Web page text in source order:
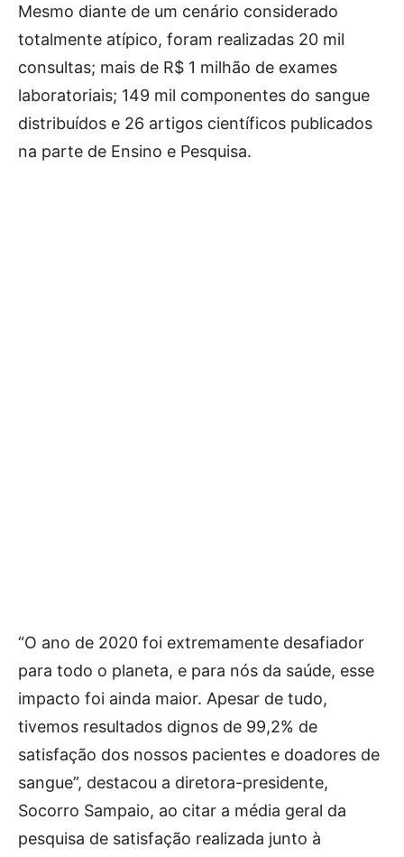
Mesmo diante de um cenário considerado
totalmente atípico, foram realizadas 20 mil
consultas; mais de R$ 1 milhão de exames
laboratoriais; 149 mil componentes do sangue
distribuídos e 26 artigos científicos publicados
na parte de Ensino e Pesquisa.
“O ano de 2020 foi extremamente desafiador
para todo o planeta, e para nós da saúde, esse
impacto foi ainda maior. Apesar de tudo,
tivemos resultados dignos de 99,2% de
satisfação dos nossos pacientes e doadores de
sangue”, destacou a diretora-presidente,
Socorro Sampaio, ao citar a média geral da
pesquisa de satisfação realizada junto à